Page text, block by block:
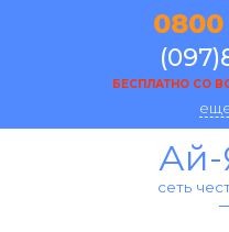
0800
БЕСПЛАТНО СО
сеть